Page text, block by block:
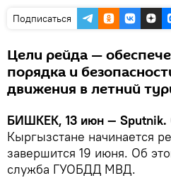
Подписаться
Цели рейда —
порядка и
движения в летний
БИШКЕК, 13 июн — Sputnik.
Кыргызстане начинается
завершится 19 июня. Об
служба ГУОБДД МВД.